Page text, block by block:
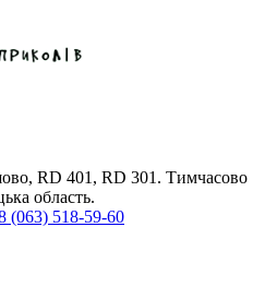
RD 401, RD 301. Тимчасово
область.
(063) 518-59-60